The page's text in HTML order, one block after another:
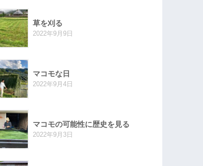
草を刈る
2022年9月9日
マコモな日
2022年9月4日
マコモの可能性に歴史を見る
2022年9月3日